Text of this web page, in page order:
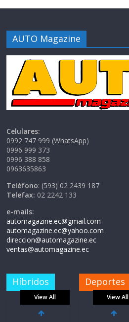
AUTO Magazine
Celulares:
0992 747 999 (WhatsApp)
0996 999 373
0996 388 858
0963635863
Teléfono: (593) 02 2439 187
Telefax: 02 2242 133
e-mails:
automagazine.ec@gmail.com
automagazine.ec@yahoo.com
direccion@automagazine.ec
ventas@automagazine.ec
Híbridos
View All
Deportes
View All